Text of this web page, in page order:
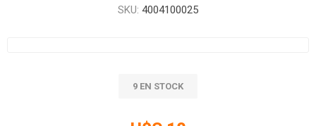
SKU: 4004100025
9 EN STOCK